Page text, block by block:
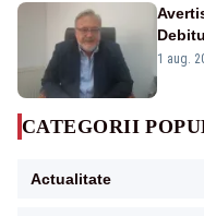
1 aug.
CATEGORII
Actualitate